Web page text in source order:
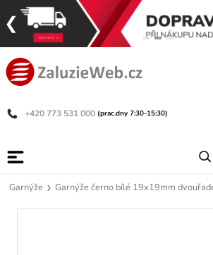
+420 773 531 000 (prac.dny 7:30-15:30)
Garnýže Garnýže černo bílé 19x19mm